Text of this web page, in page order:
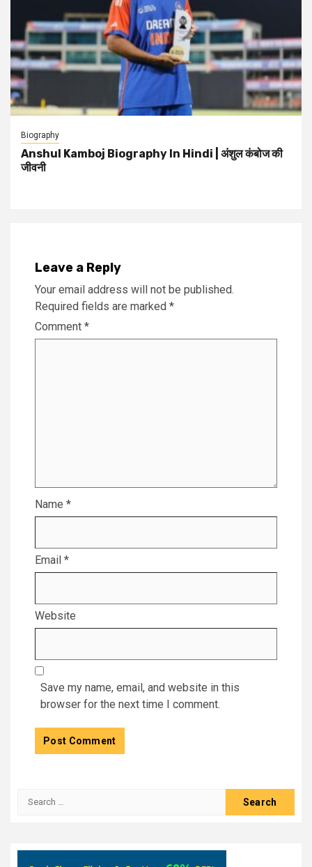
Biography
Anshul Kamboj Biography In Hindi | अंशुल कंबोज की
जीवनी
Leave a Reply
Your email address will not be published.
Required fields are marked *
Comment *
Name *
Email *
Website
Save my name, email, and website in this
browser for the next time I comment.